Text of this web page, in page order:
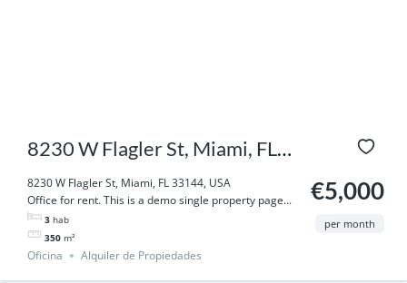
8230 W Flagler St, Miami, FL
33144, USA
8230 W Flagler St, Miami, FL 33144, USA
Office for rent. This is a demo single property page...
3 hab
350 m²
€5,000
per month
Oficina Alquiler de Propiedades